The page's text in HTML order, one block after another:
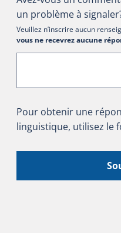
un problème à
Veuillez n’inscrire aucun
vous ne recevrez aucune
Pour obtenir une
linguistique, utilisez le